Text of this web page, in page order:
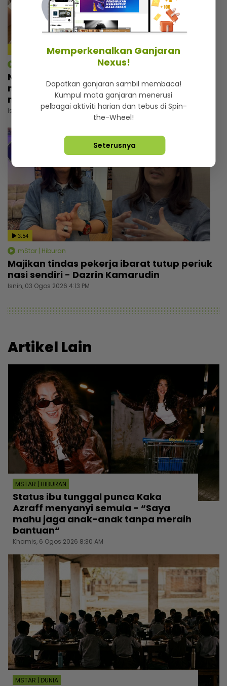
Nadzmi Adhwa bagi bantuan bukan untuk
menunjuk, niat cari pahala... Kongsi di
media sosial elak fitnah
Isnin, 03 Ogos 2026 5:30 PM
3:54
mStar | Hiburan
Majikan tindas pekerja ibarat tutup periuk
nasi sendiri - Dazrin Kamarudin
Isnin, 03 Ogos 2026 4:13 PM
Artikel Lain
MSTAR | HIBURAN
Status ibu tunggal punca Kaka
Azraff menyanyi semula - “Saya
mahu jaga anak-anak tanpa meraih
bantuan“
Khamis, 6 Ogos 2026 8:30 AM
MSTAR | DUNIA
Memperkenalkan Ganjaran
Nexus!
Dapatkan ganjaran sambil membaca!
Kumpul mata ganjaran menerusi
pelbagai aktiviti harian dan tebus di Spin-
the-Wheel!
Seterusnya